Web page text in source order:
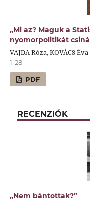
„Mi az? Maguk a
nyomorpolitikát
VAJDA Róza, KOVÁCS Éva
1-28
PDF
RECENZIÓK
„Nem bántottak?”